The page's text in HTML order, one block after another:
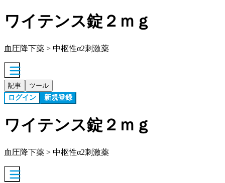
ワイテンス錠２ｍｇ
血圧降下薬 > 中枢性α2刺激薬
記事 ツール
ログイン 新規登録
ワイテンス錠２ｍｇ
血圧降下薬 > 中枢性α2刺激薬